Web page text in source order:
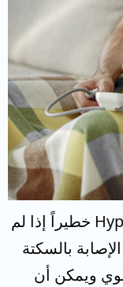
يكون ارتفاع ضغط الدم Hypertension خطيراً إذا لم
بالسكتة
ويمكن أن